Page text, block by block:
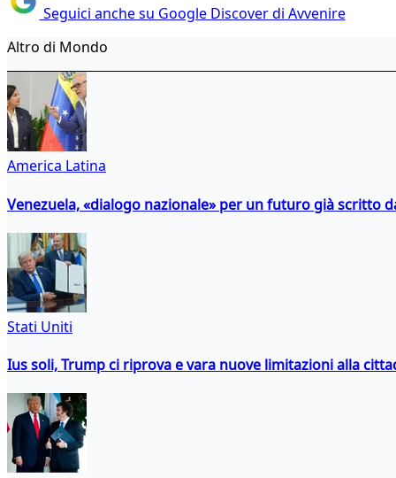
Seguici anche su Google Discover di Avvenire
Altro di Mondo
America Latina
Venezuela, «dialogo nazionale» per un futuro già scritto
Stati Uniti
Ius soli, Trump ci riprova e vara nuove limitazioni alla